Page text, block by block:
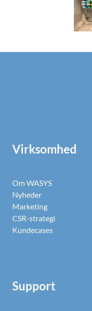
Virksomhed
Om WASYS
Nyheder
Marketing
CSR-strategi
Kundecases
Support